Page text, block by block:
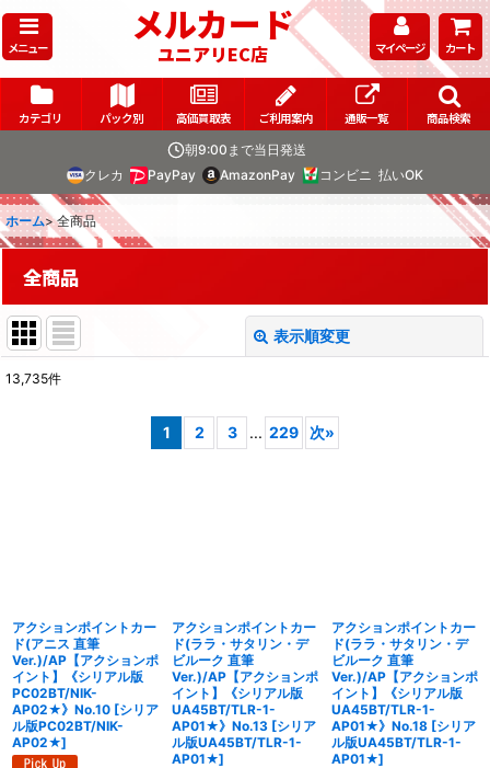
メニュー メルカード
ユニアリEC店 マイページ カート
カテゴリ パック別 高価買取表 ご利用案内 通販一覧
商品検索
朝9:00まで当日発送
クレカ
PayPay AmazonPay コンビニ 払いOK
ホーム> 全商品
全商品
表示順変更
13,735件
1 2 3 ... 229 次»
アクションポイントカー
ド(アニス 直筆
Ver.)/AP【アクションポ
イント】《シリアル版
PC02BT/NIK-
AP02★》No.10 [シリア
ル版PC02BT/NIK-
AP02★]
アクションポイントカー
ド(ララ・サタリン・デ
ビルーク 直筆
Ver.)/AP【アクションポ
イント】《シリアル版
UA45BT/TLR-1-
AP01★》No.13 [シリア
ル版UA45BT/TLR-1-
AP01★]
アクションポイントカー
ド(ララ・サタリン・デ
ビルーク 直筆
Ver.)/AP【アクションポ
イント】《シリアル版
UA45BT/TLR-1-
AP01★》No.18 [シリア
ル版UA45BT/TLR-1-
AP01★]